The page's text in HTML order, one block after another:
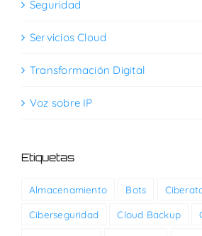
Seguridad
Servicios Cloud
Transformación Digital
Voz sobre IP
Etiquetas
Almacenamiento Bots
Ciberseguridad Cloud Backup